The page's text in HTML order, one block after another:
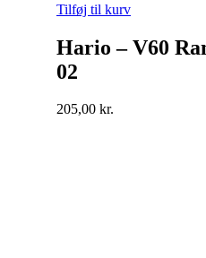
Tilføj til kurv
Hario – V60
02
205,00 kr.